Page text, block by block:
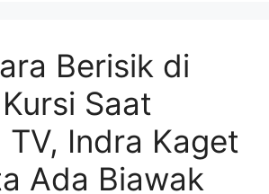
Berisik di
Saat
TV, Indra Kaget
Ada Biawak